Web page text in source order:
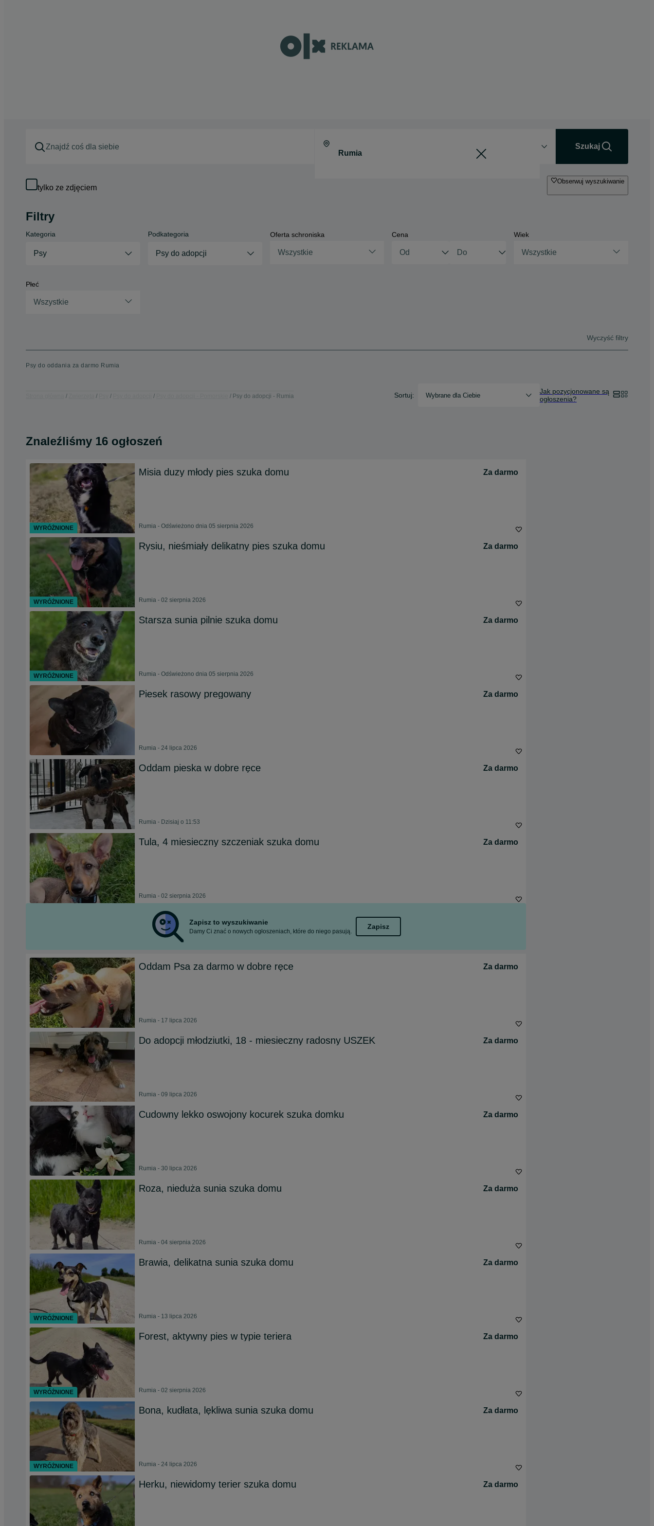
Szukaj
tylko ze zdjęciem
Obserwuj wyszukiwanie
Filtry
Kategoria
Psy
Podkategoria
Psy do adopcji
Oferta schroniska
Wszystkie
Cena Wiek
Wszystkie
Płeć
Wszystkie
Wyczyść filtry
Psy do oddania za darmo Rumia
Psy do adopcji - Rumia Sortuj: Wybrane dla Ciebie
Jak pozycjonowane są
ogłoszenia?
Znaleźliśmy 16 ogłoszeń
Misia duzy młody pies szuka domu Za darmo
Rumia - Odświeżono dnia 05 sierpnia 2026
Rysiu, nieśmiały delikatny pies szuka domu Za darmo
Rumia - 02 sierpnia 2026
Starsza sunia pilnie szuka domu Za darmo
Rumia - Odświeżono dnia 05 sierpnia 2026
Piesek rasowy pregowany Za darmo
Rumia - 24 lipca 2026
Oddam pieska w dobre ręce Za darmo
Rumia - Dzisiaj o 11:53
Tula, 4 miesieczny szczeniak szuka domu Za darmo
Rumia - 02 sierpnia 2026
Zapisz to wyszukiwanie
Damy Ci znać o nowych ogłoszeniach, które do niego pasują.
Zapisz
Oddam Psa za darmo w dobre ręce Za darmo
Rumia - 17 lipca 2026
Do adopcji młodziutki, 18 - miesieczny radosny USZEK Za darmo
Rumia - 09 lipca 2026
Cudowny lekko oswojony kocurek szuka domku Za darmo
Rumia - 30 lipca 2026
Roza, nieduża sunia szuka domu Za darmo
Rumia - 04 sierpnia 2026
Brawia, delikatna sunia szuka domu Za darmo
Rumia - 13 lipca 2026
Forest, aktywny pies w typie teriera Za darmo
Rumia - 02 sierpnia 2026
Bona, kudłata, lękliwa sunia szuka domu Za darmo
Rumia - 24 lipca 2026
Herku, niewidomy terier szuka domu Za darmo
WYRÓŻNIONE
WYRÓŻNIONE
WYRÓŻNIONE
WYRÓŻNIONE
WYRÓŻNIONE
WYRÓŻNIONE